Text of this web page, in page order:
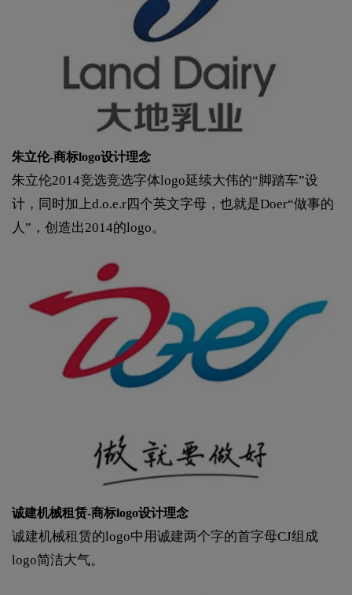
朱立伦-商标logo设计理念
朱立伦2014竞选竞选字体logo延续大伟的“脚踏车”设
计，同时加上d.o.e.r四个英文字母，也就是Doer“做事的
人”，创造出2014的logo。
诚建机械租赁-商标logo设计理念
诚建机械租赁的logo中用诚建两个字的首字母CJ组成
logo简洁大气。